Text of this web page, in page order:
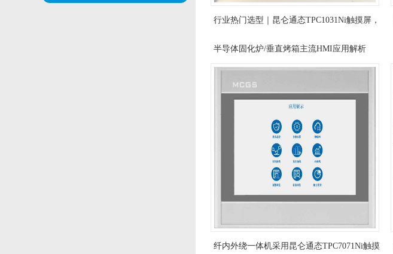
行业热门选型｜昆仑通态TPC1031Ni触摸屏，
半导体固化炉/垂直烤箱主流HMI应用解析
纤内外绕一体机采用昆仑通态TPC7071Ni触摸